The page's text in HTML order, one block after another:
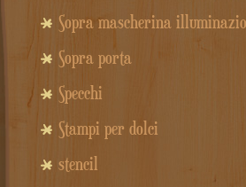
Sopra mascherina
Sopra porta
Specchi
Stampi per dolci
stencil